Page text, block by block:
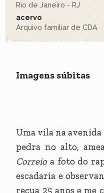
Rio de Janeiro - RJ
acervo
Arquivo familiar de CDA
Imagens súbitas
Uma vila na avenida
pedra no alto,
Correio a foto do
escadaria e
recua 25 anos e me